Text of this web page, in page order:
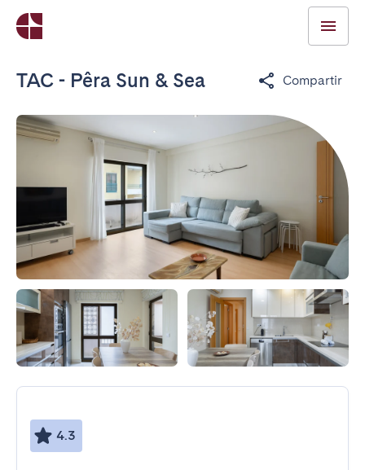
TAC - Pêra Sun & Sea Compartir
4.3